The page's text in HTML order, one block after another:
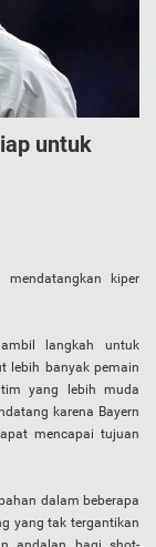
untuk
kiper
langkah untuk
lebih banyak pemain
yang lebih muda
karena Bayern
mencapai tujuan
dalam beberapa
yang tak tergantikan